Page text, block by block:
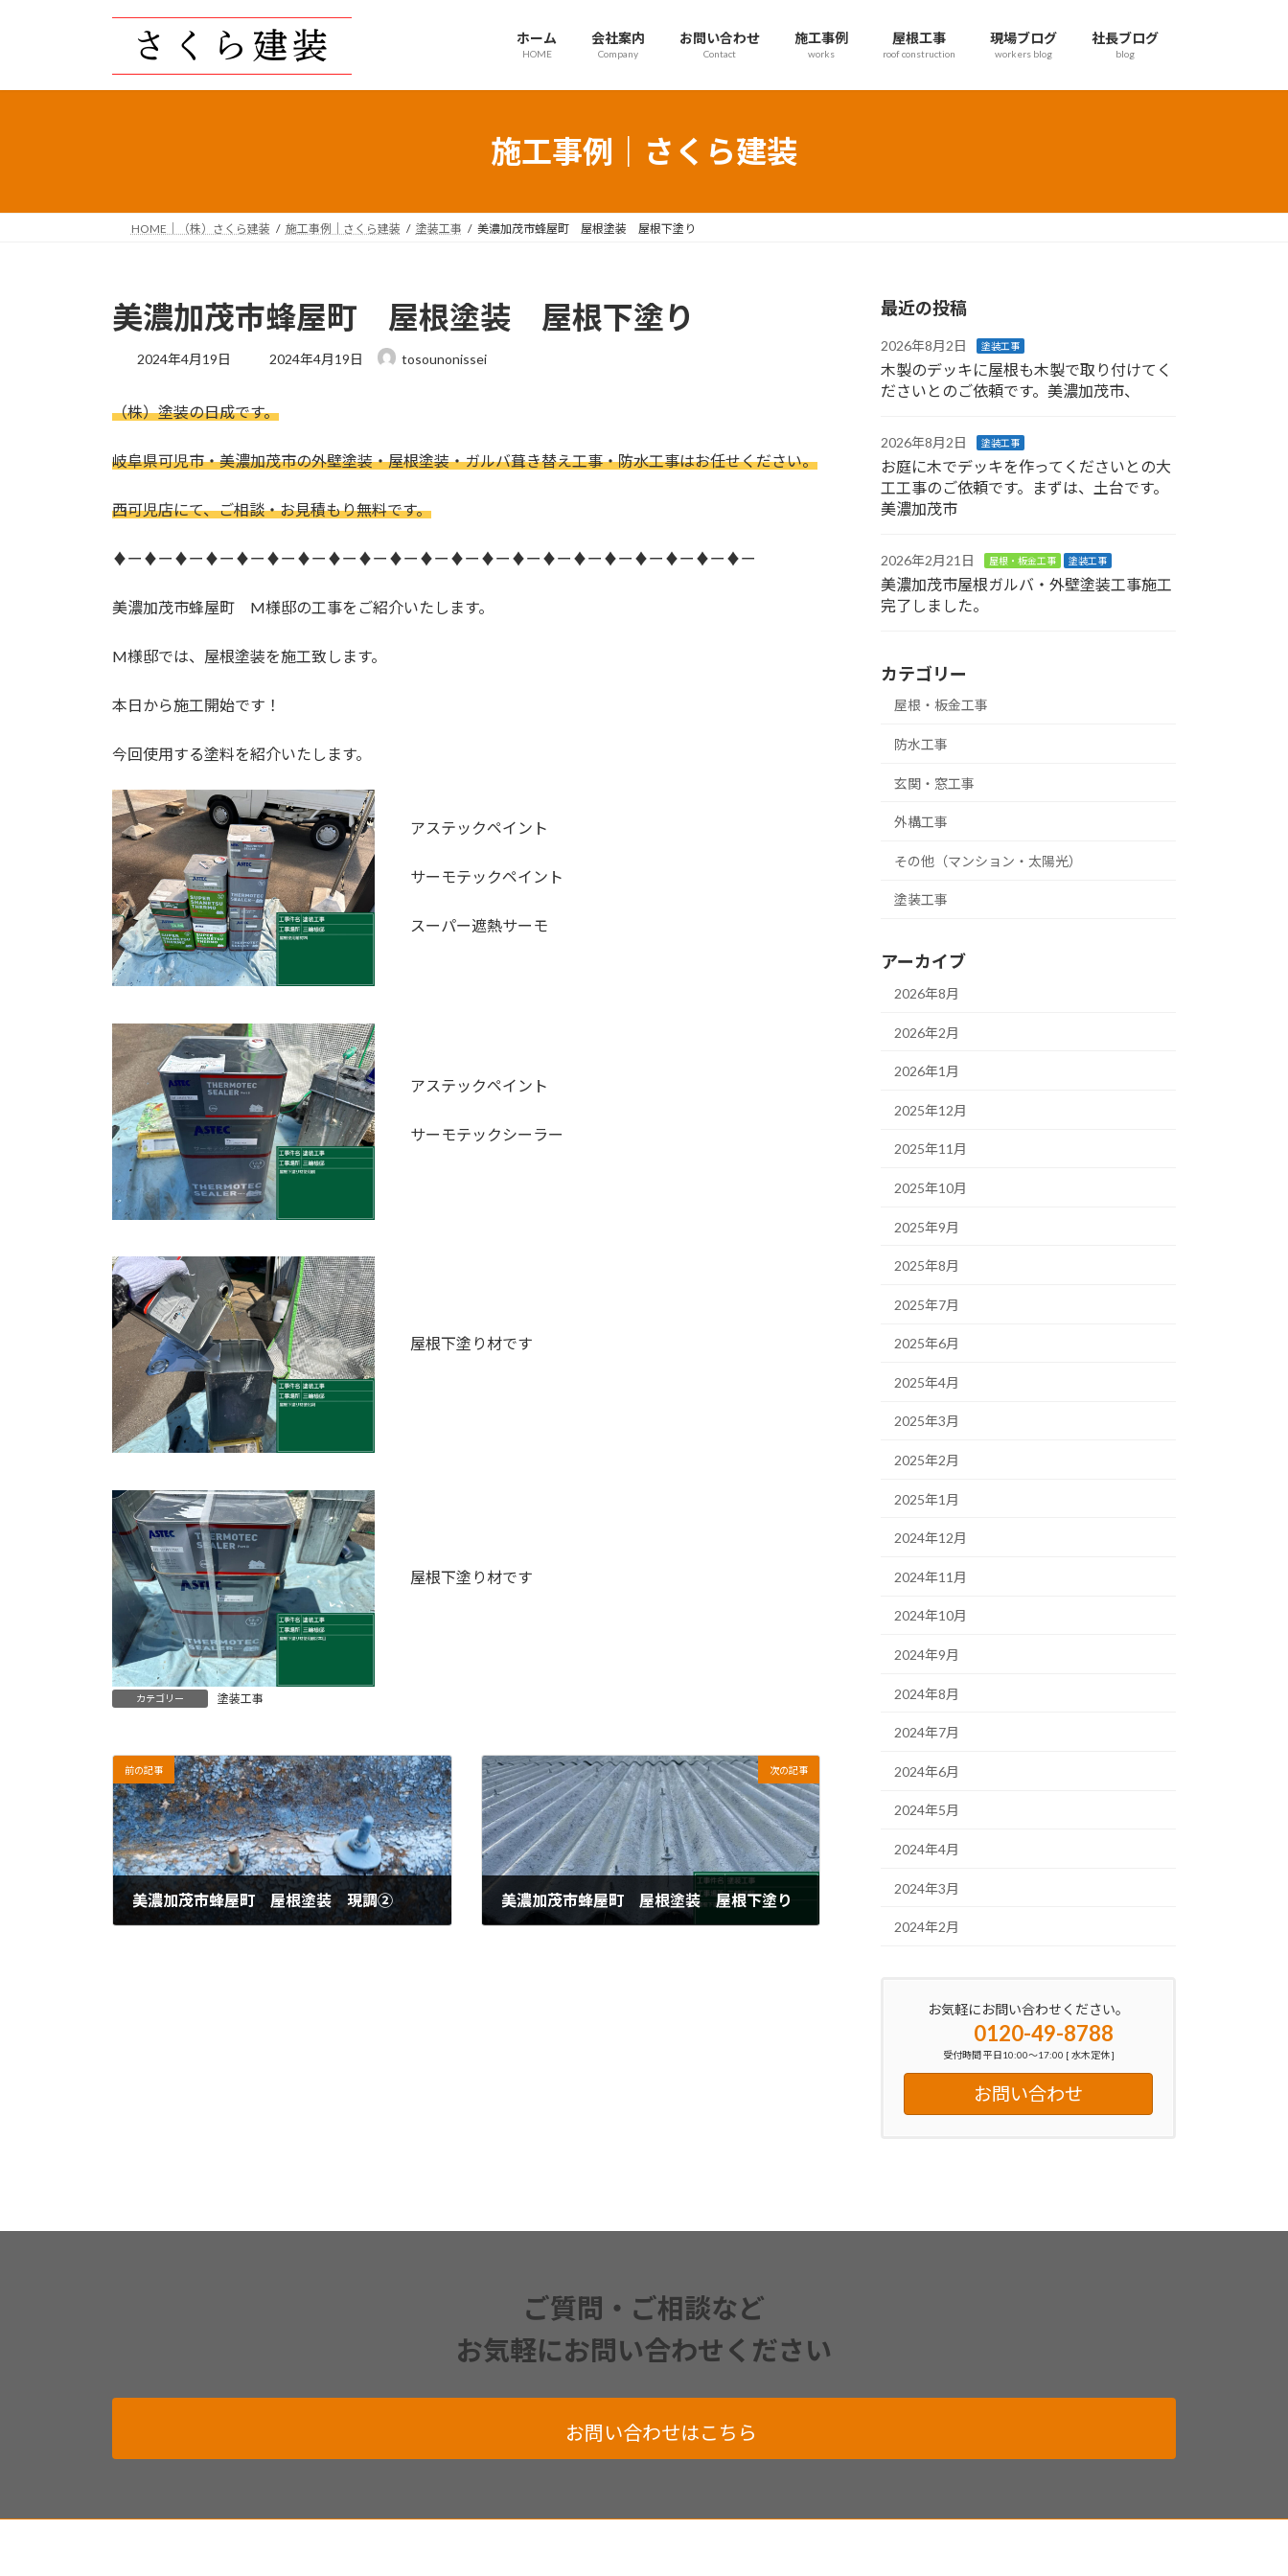
プ
動
ホーム
HOME
会社案内
Company
お問い合わせ
Contact
施工事例
works
屋根工事
roof construction
現場ブログ
workers blog
社長ブログ
blog
施工事例｜さくら建装
HOME｜（株）さくら建装 施工事例｜さくら建装 塗装工事 美濃加茂市蜂屋町 屋根塗装 屋根下塗り
美濃加茂市蜂屋町 屋根塗装 屋根下塗り
2024年4月19日
最
新
時
:
2024年4月19日 tosounonissei
（株）塗装の日成です。
岐阜県可児市・美濃加茂市の外壁塗装・屋根塗装・ガルバ葺き替え工事・防水工事はお任せください。
西可児店にて、ご相談・お見積もり無料です。
♦ー♦ー♦ー♦ー♦ー♦ー♦ー♦ー♦ー♦ー♦ー♦ー♦ー♦ー♦ー♦ー♦ー♦ー♦ー♦ー♦ー
美濃加茂市蜂屋町 M様邸の工事をご紹介いたします。
M様邸では、屋根塗装を施工致します。
本日から施工開始です！
今回使用する塗料を紹介いたします。
アステックペイント
サーモテックペイント
スーパー遮熱サーモ
アステックペイント
サーモテックシーラー
屋根下塗り材です
屋根下塗り材です
カテゴリー 塗装工事
前の記事
美濃加茂市蜂屋町 屋根塗装 現調②
次の記事
美濃加茂市蜂屋町 屋根塗装 屋根下塗り
最近の投稿
2026年8月2日 塗装工事
木製のデッキに屋根も木製で取り付けてく
ださいとのご依頼です。美濃加茂市、
2026年8月2日 塗装工事
お庭に木でデッキを作ってくださいとの大
工工事のご依頼です。まずは、土台です。
美濃加茂市
2026年2月21日 屋根・板金工事 塗装工事
美濃加茂市屋根ガルバ・外壁塗装工事施工
完了しました。
カテゴリー
屋根・板金工事
防水工事
玄関・窓工事
外構工事
その他（マンション・太陽光）
塗装工事
アーカイブ
2026年8月
2026年2月
2026年1月
2025年12月
2025年11月
2025年10月
2025年9月
2025年8月
2025年7月
2025年6月
2025年4月
2025年3月
2025年2月
2025年1月
2024年12月
2024年11月
2024年10月
2024年9月
2024年8月
2024年7月
2024年6月
2024年5月
2024年4月
2024年3月
2024年2月
お気軽にお問い合わせください。
0120-49-8788
受付時間 平日10:00～17:00 [ 水木定休 ]
お問い合わせ
ご質問・ご相談など
お気軽にお問い合わせください
お問い合わせはこちら